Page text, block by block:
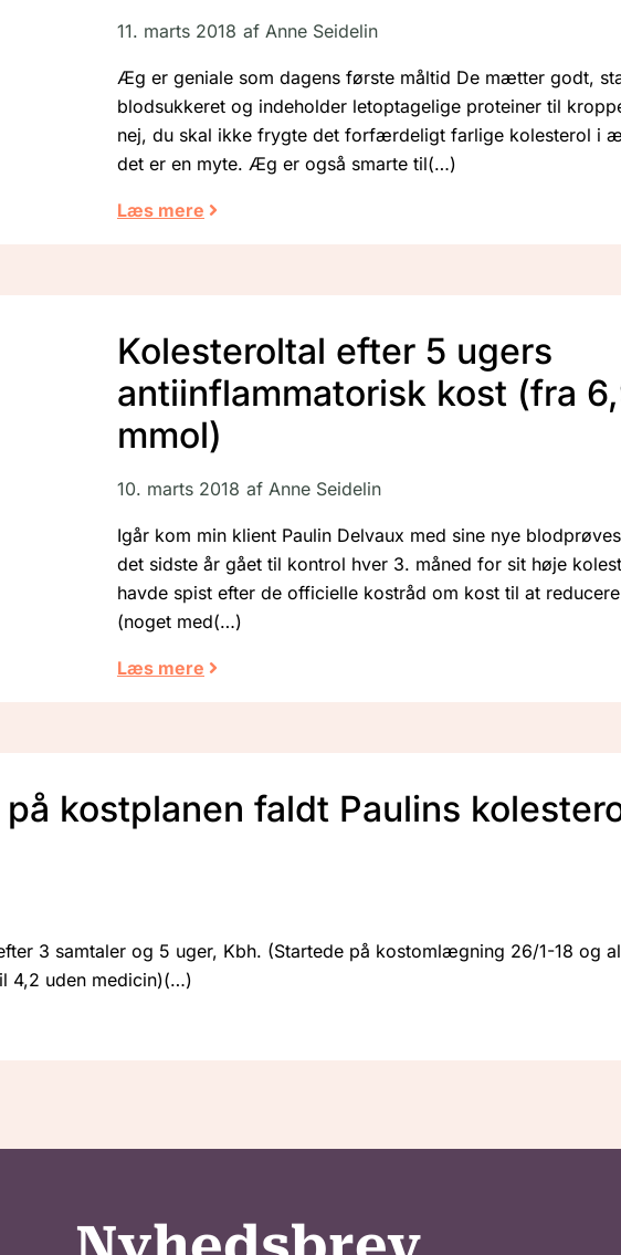
11. marts 2018 af Anne Seidelin
Æg er geniale som dagens første måltid De mætter godt,
blodsukkeret og indeholder letoptagelige proteiner til
nej, du skal ikke frygte det forfærdeligt farlige kolesterol i
det er en myte. Æg er også smarte til
Læs mere
Kolesteroltal efter 5 ugers
antiinflammatorisk kost (fra
mmol)
10. marts 2018 af Anne Seidelin
Igår kom min klient Paulin Delvaux med sine nye
det sidste år gået til kontrol hver 3. måned for sit høje
havde spist efter de officielle kostråd om kost til at
(noget med
Læs mere
kostplanen faldt Paulins
3 samtaler og 5 uger, Kbh. (Startede på kostomlægning 26/1-18 og
4,2 uden medicin)